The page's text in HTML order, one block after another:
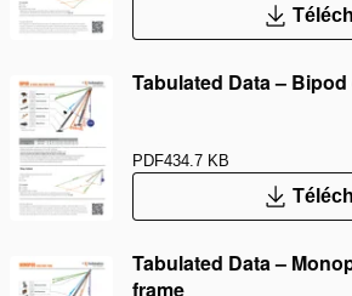
Tabulated Data –
PDF434.7 KB
Tabulated Data –
frame